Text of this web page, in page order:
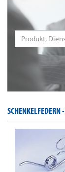
SCHENKELFEDERN -